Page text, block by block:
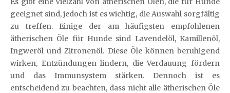
geeignet sind, jedoch ist es wichtig, die Auswahl sorgfältig
zu treffen. Einige der am häufigsten empfohlenen
ätherischen Öle für Hunde sind Lavendelöl, Kamillenöl,
Ingweröl und Zitronenöl. Diese Öle können beruhigend
wirken, Entzündungen lindern, die Verdauung fördern
und das Immunsystem stärken. Dennoch ist es
entscheidend zu beachten, dass nicht alle ätherischen Öle